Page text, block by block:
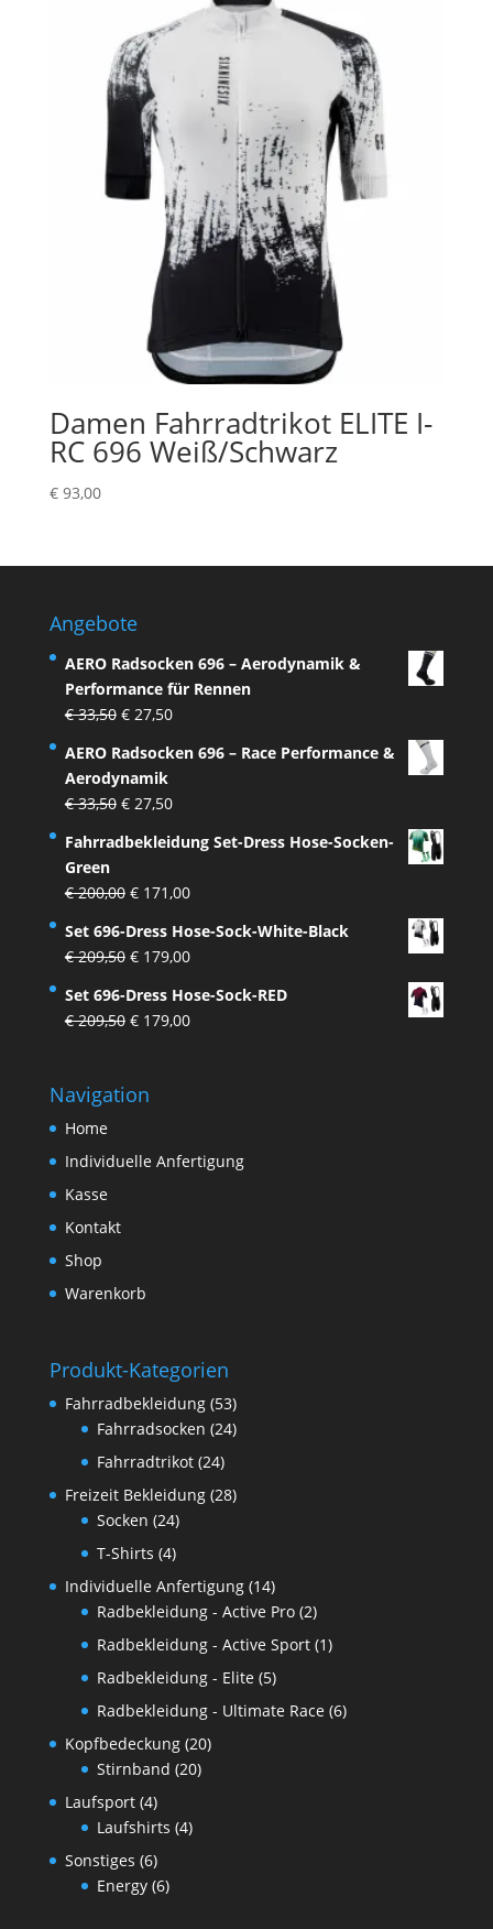
Damen Fahrradtrikot ELITE I-
RC 696 Weiß/Schwarz
€93,00
Angebote
AERO Radsocken 696 – Aerodynamik &
Performance für Rennen
€33,50 Ursprünglicher
war:
€ 33,50
€27,50Aktueller
ist:
AERO Radsocken 696 – Race Performance &
Aerodynamik
€33,50 Ursprünglicher
war:
€27,50Aktueller
ist:
Fahrradbekleidung Set-Dress Hose-Socken-
Green
€200,00 Ursprünglicher
war:
€ 200,00
€171,00Aktueller
ist:
€ 171,00.
Set 696-Dress Hose-Sock-White-Black
€209,50 Ursprünglicher
war:
€ 209,50
€179,00Aktueller
ist:
€ 179,00.
Set 696-Dress Hose-Sock-RED
€209,50 Ursprünglicher
€ 209,50
€179,00Aktueller
Navigation
Home
Individuelle Anfertigung
Kasse
Kontakt
Shop
Warenkorb
Produkt-Kategorien
Fahrradbekleidung (53)
Fahrradsocken (24)
Fahrradtrikot (24)
Freizeit Bekleidung (28)
Socken (24)
T-Shirts (4)
Individuelle Anfertigung (14)
Radbekleidung - Active Pro (2)
Radbekleidung - Active Sport (1)
Radbekleidung - Elite (5)
Radbekleidung - Ultimate Race (6)
Kopfbedeckung (20)
Stirnband (20)
Laufsport (4)
Laufshirts (4)
Sonstiges (6)
Energy (6)